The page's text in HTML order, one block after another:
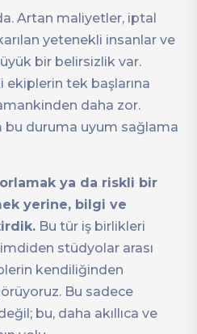
Artan maliyetler, iptal
yetenekli insanlar ve
bir belirsizlik var.
tek başlarına
daha zor.
bu duruma uyum sağlama
zorlamak ya da riskli bir
yerine, bilgi ve
Bu tür iş birlikleri
stüdyolar arası
kendiliğinden
Bu sadece
bu, daha akıllıca ve